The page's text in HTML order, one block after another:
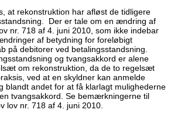
at rekonstruktion har afløst de tidligere
Der er tale om en ændring af
nr. 718 af 4. juni 2010, som ikke indebar
af betydning for foreløbigt
på debitorer ved betalingsstandsning.
og tvangsakkord er alene
om rekonstruktion, da de to regelsæt
ved at en skyldner kan anmelde
blandt andet for at få klarlagt mulighederne
tvangsakkord. Se bemærkningerne til
lov nr. 718 af 4. juni 2010.